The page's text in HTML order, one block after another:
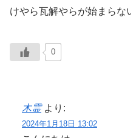
けやら瓦解やらが始まらな
0
木霊 より:
2024年1月18日 13:02